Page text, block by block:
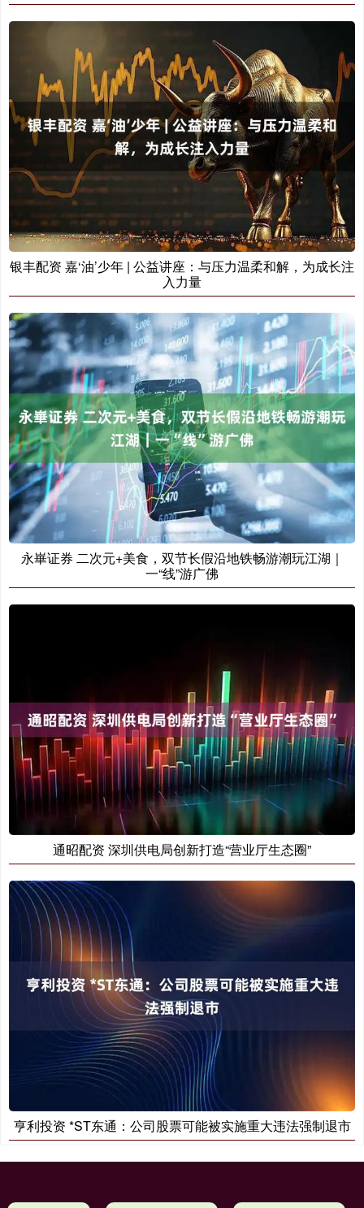
银丰配资 嘉‘油’少年 | 公益讲座：与压力温柔和解，为成长注
入力量
永崋证券 二次元+美食，双节长假沿地铁畅游潮玩江湖｜
一“线”游广佛
通昭配资 深圳供电局创新打造“营业厅生态圈”
亨利投资 *ST东通：公司股票可能被实施重大违法强制退市